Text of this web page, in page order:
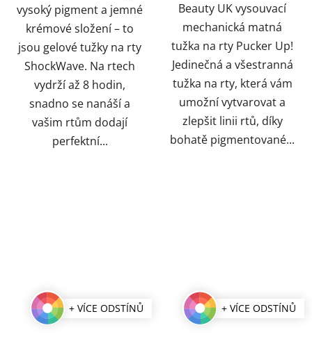
vysoký pigment a jemné
krémové složení – to
jsou gelové tužky na rty
ShockWave. Na rtech
vydrží až 8 hodin,
snadno se nanáší a
vašim rtům dodají
perfektní...
Beauty UK vysouvací
mechanická matná
tužka na rty Pucker Up!
Jedinečná a všestranná
tužka na rty, která vám
umožní vytvarovat a
zlepšit linii rtů, díky
bohatě pigmentované...
+ VÍCE ODSTÍNŮ + VÍCE ODSTÍNŮ